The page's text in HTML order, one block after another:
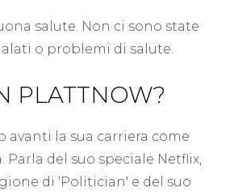
salute. Non ci sono state
o problemi di salute.
PLATTNOW?
avanti la sua carriera come
Parla del suo speciale Netflix,
di 'Politician' e del suo